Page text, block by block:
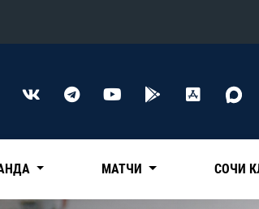
Конференция «Восток»
МАТЧИ СОЧИ